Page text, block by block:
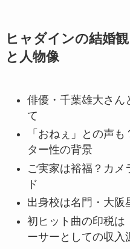
ヒャダインの結婚
と人物像
俳優・千葉雄大さん
て
「おねぇ」との声
ター性の背景
ご実家は裕福？カメ
ド
出身校は名門・大阪
初ヒット曲の印税は
ーサーとしての収入